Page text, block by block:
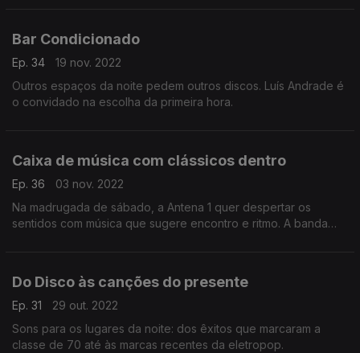
Bar Condicionado
Ep. 34
19 nov. 2022
Outros espaços da noite pedem outros discos. Luís Andrade é
o convidado na escolha da primeira hora.
Caixa de música com clássicos dentro
Ep. 36
03 nov. 2022
Na madrugada de sábado, a Antena 1 quer despertar os
sentidos com música que sugere encontro e ritmo. A banda
Do Disco às canções do presente
Ep. 31
29 out. 2022
Sons para os lugares da noite: dos êxitos que marcaram a
classe de 70 até às marcas recentes da eletropop.